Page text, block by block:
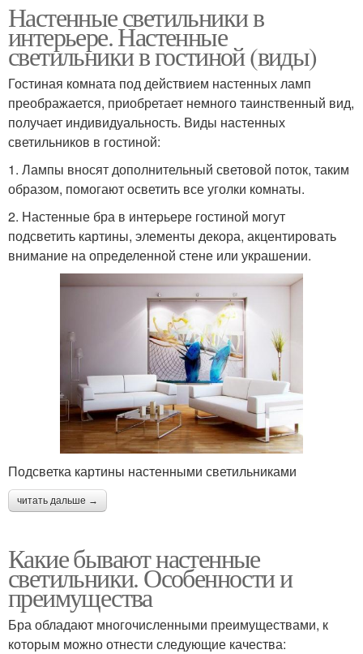
Настенные светильники в
интерьере. Настенные
светильники в гостиной (виды)
Гостиная комната под действием настенных ламп
преображается, приобретает немного таинственный вид,
получает индивидуальность. Виды настенных
светильников в гостиной:
1. Лампы вносят дополнительный световой поток, таким
образом, помогают осветить все уголки комнаты.
2. Настенные бра в интерьере гостиной могут
подсветить картины, элементы декора, акцентировать
внимание на определенной стене или украшении.
Подсветка картины настенными светильниками
читать дальше →
Какие бывают настенные
светильники. Особенности и
преимущества
Бра обладают многочисленными преимуществами, к
которым можно отнести следующие качества: